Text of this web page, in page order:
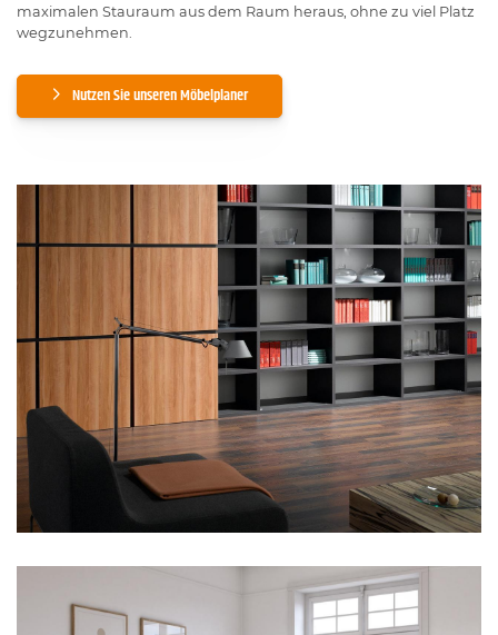
maximalen Stauraum aus dem Raum heraus, ohne zu viel Platz
wegzunehmen.
Nutzen Sie unseren Möbelplaner